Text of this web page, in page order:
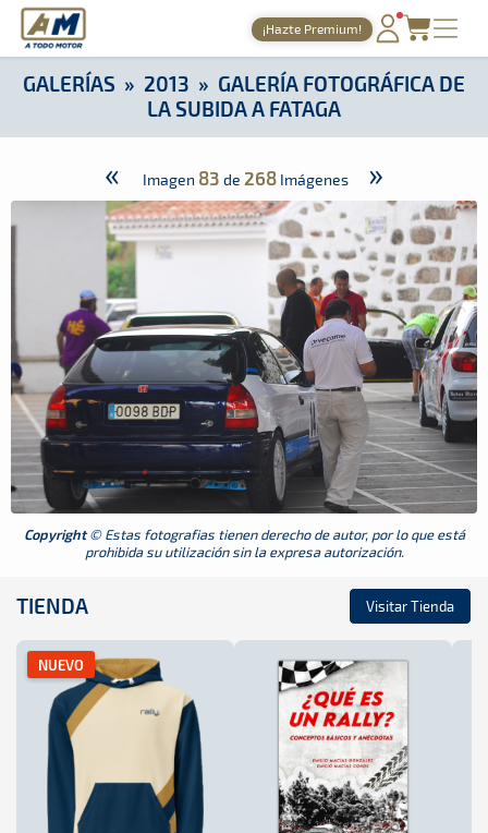
A Todo Motor · Revista del motor desde 1999
¡Hazte Premium!
PORTADA
TIEMPOS ONLINE
AGENDA
GALERÍAS
TIENDA
ARCHIVO
A Todo Motor Galería Fotográfica de la
GALERÍAS » 2013 » GALERÍA FOTOGRÁFICA DE
LA SUBIDA A FATAGA
« Imagen 83 de 268 Imágenes »
Copyright© Estas fotografias tienen derecho de autor, por lo que está
prohibida su utilización sin la expresa autorización.
TIENDA Visitar Tienda
NUEVO